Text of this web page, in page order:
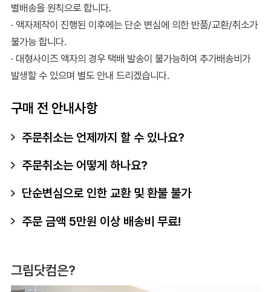
별배송을 원칙으로 합니다.
· 액자제작이 진행된 이후에는 단순 변심에 의한 반품/교환/취소가
불가능 합니다.
· 대형사이즈 액자의 경우 택배 발송이 불가능하여 추가배송비가
발생할 수 있으며 별도 안내 드리겠습니다.
구매 전 안내사항
주문취소는 언제까지 할 수 있나요?
주문취소는 어떻게 하나요?
단순변심으로 인한 교환 및 환불 불가
주문 금액 5만원 이상 배송비 무료!
그림닷컴은?